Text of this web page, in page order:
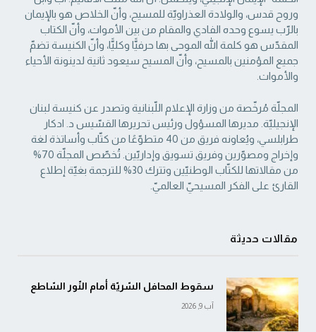
وروح قدس، والولادة العذراويّة ‏للمسيح، وأنّ الخلاص هو بالإيمان
بالرّب يسوع وحده الفادي والمقام من بين الأموات، وأنّ الكتاب
‏المقدّس هو كلمة الله الموحى بها حرفيًّا وكليًّا، وأنّ الكنيسة تضمّ
جميع المؤمنين بالمسيح، وأنّ المسيح ‏سيعود ثانية لدينونة الأحياء
والأموات. ‏
المجلّة مُرخّصة من وزارة الإعلام اللّبنانية وتصدر عن كنيسة لبنان
الإنجيليّة. مديرها المسؤول ‏ورئيس تحريرها القسّيس د. ادكار
طرابلسي، ويُعاونه فريق من 40 متطوّعًا من كتّاب وأساتذة لغة
‏وإخراج ومصوّرين وفريق تسويق وإداريّين. تُخصّص المجلّة 70%
من مقالاتها للكتّاب الوطنيّين ‏وتترك 30% للترجمة بغيّة إطلاع
القارئ على الفكر المسيحيّ العالميّ.‏
مقالات حديثة
سقوط المحافل السّريّة أمام النّور السّاطع
آب 9, 2026